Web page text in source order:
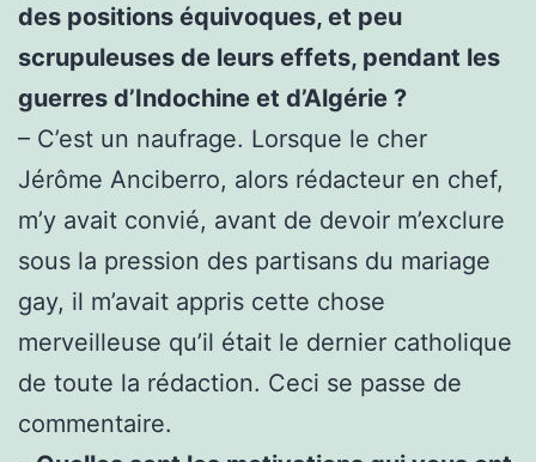
des positions équivoques, et peu
scrupuleuses de leurs effets, pendant les
guerres d’Indochine et d’Algérie ?
– C’est un naufrage. Lorsque le cher
Jérôme Anciberro, alors rédacteur en chef,
m’y avait convié, avant de devoir m’exclure
sous la pression des partisans du mariage
gay, il m’avait appris cette chose
merveilleuse qu’il était le dernier catholique
de toute la rédaction. Ceci se passe de
commentaire.